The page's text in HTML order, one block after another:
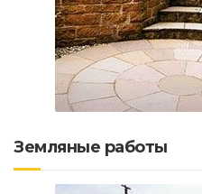
Земляные работы